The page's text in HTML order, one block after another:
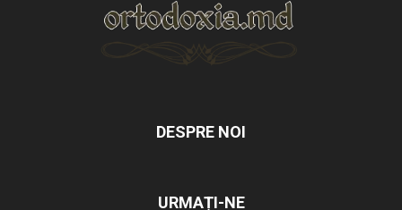
DESPRE NOI
URMAȚI-NE